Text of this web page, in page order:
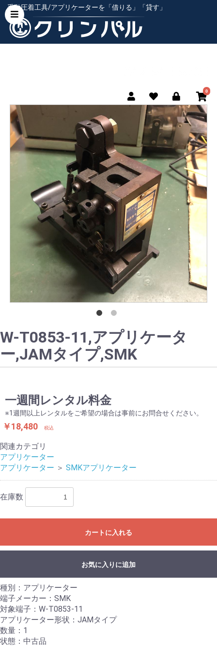
手動圧着工具/アプリケーターを「借りる」「貸す」
0
W-T0853-11,アプリケータ
ー,JAMタイプ,SMK
一週間レンタル料金
※1週間以上レンタルをご希望の場合は事前にお問合せください。
￥18,480 税込
関連カテゴリ
アプリケーター
アプリケーター ＞ SMKアプリケーター
在庫数
カートに入れる
お買い物を続ける
お気に入りに追加
種別：アプリケーター
端子メーカー：SMK
対象端子：W-T0853-11
アプリケーター形状：JAMタイプ
数量：1
状態：中古品